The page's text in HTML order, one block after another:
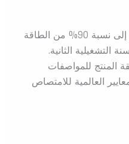
الوصول إلى نسبة 90% من الطاقة
التشغيلية الثانية.
المنتج للمواصفات
العالمية للامتصاص